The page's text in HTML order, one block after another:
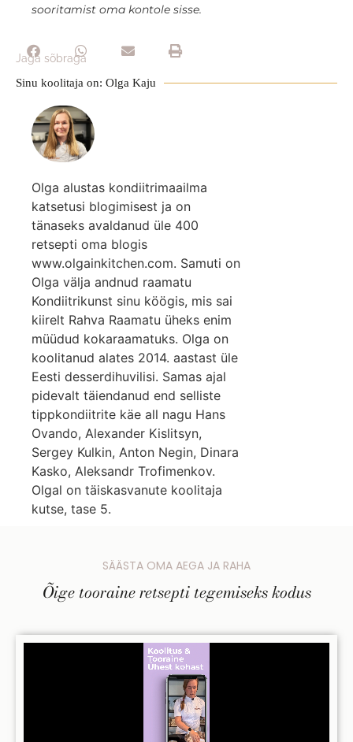
sooritamist oma kontole sisse.
Jaga sõbraga
Sinu koolitaja on: Olga Kaju
Olga alustas kondiitrimaailma
katsetusi blogimisest ja on
tänaseks avaldanud üle 400
retsepti oma blogis
www.olgainkitchen.com. Samuti on
Olga välja andnud raamatu
Kondiitrikunst sinu köögis, mis sai
kiirelt Rahva Raamatu üheks enim
müüdud kokaraamatuks. Olga on
koolitanud alates 2014. aastast üle
Eesti desserdihuvilisi. Samas ajal
pidevalt täiendanud end selliste
tippkondiitrite käe all nagu Hans
Ovando, Alexander Kislitsyn,
Sergey Kulkin, Anton Negin, Dinara
Kasko, Aleksandr Trofimenkov.
Olgal on täiskasvanute koolitaja
kutse, tase 5.
SÄÄSTA OMA AEGA JA RAHA
Õige tooraine retsepti tegemiseks kodus